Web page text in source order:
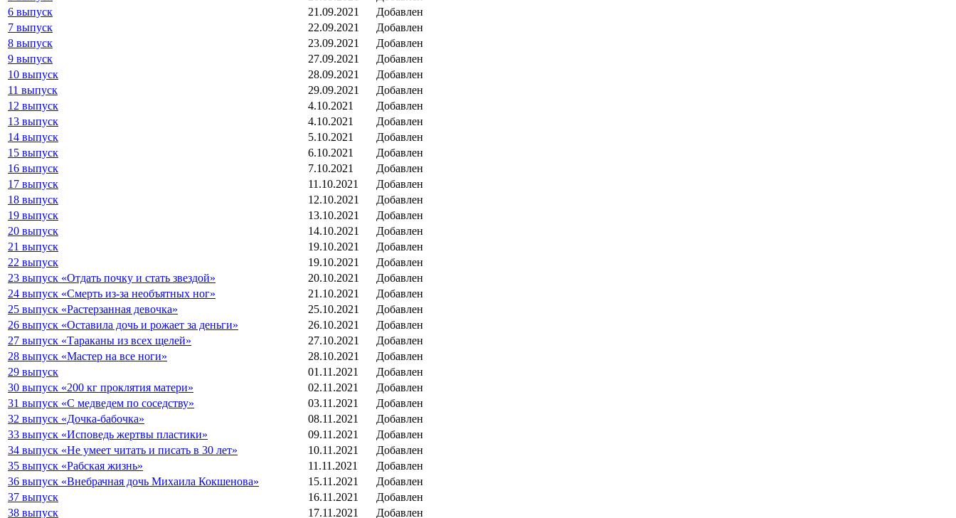
6 выпуск
21.09.2021
Добавлен
7 выпуск
22.09.2021
Добавлен
8 выпуск
23.09.2021
Добавлен
9 выпуск
27.09.2021
Добавлен
10 выпуск
28.09.2021
Добавлен
11 выпуск
29.09.2021
Добавлен
12 выпуск
4.10.2021
Добавлен
13 выпуск
4.10.2021
Добавлен
14 выпуск
5.10.2021
Добавлен
15 выпуск
6.10.2021
Добавлен
16 выпуск
7.10.2021
Добавлен
17 выпуск
11.10.2021
Добавлен
18 выпуск
12.10.2021
Добавлен
19 выпуск
13.10.2021
Добавлен
20 выпуск
14.10.2021
Добавлен
21 выпуск
19.10.2021
Добавлен
22 выпуск
19.10.2021
Добавлен
23 выпуск «Отдать почку и стать звездой»
20.10.2021
Добавлен
24 выпуск «Смерть из-за необъятных ног»
21.10.2021
Добавлен
25 выпуск «Растерзанная девочка»
25.10.2021
Добавлен
26 выпуск «Оставила дочь и рожает за деньги»
26.10.2021
Добавлен
27 выпуск «Тараканы из всех щелей»
27.10.2021
Добавлен
28 выпуск «Мастер на все ноги»
28.10.2021
Добавлен
29 выпуск
01.11.2021
Добавлен
30 выпуск «200 кг проклятия матери»
02.11.2021
Добавлен
31 выпуск «С медведем по соседству»
03.11.2021
Добавлен
32 выпуск «Дочка-бабочка»
08.11.2021
Добавлен
33 выпуск «Исповедь жертвы пластики»
09.11.2021
Добавлен
34 выпуск «Не умеет читать и писать в 30 лет»
10.11.2021
Добавлен
35 выпуск «Рабская жизнь»
11.11.2021
Добавлен
36 выпуск «Внебрачная дочь Михаила Кокшенова»
15.11.2021
Добавлен
37 выпуск
16.11.2021
Добавлен
38 выпуск
17.11.2021
Добавлен